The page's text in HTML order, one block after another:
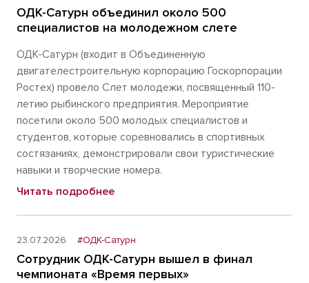
ОДК-Сатурн объединил около 500
специалистов на молодежном слете
ОДК-Сатурн (входит в Объединенную
двигателестроительную корпорацию Госкорпорации
Ростех) провело Слет молодежи, посвященный 110-
летию рыбинского предприятия. Мероприятие
посетили около 500 молодых специалистов и
студентов, которые соревновались в спортивных
состязаниях, демонстрировали свои туристические
навыки и творческие номера.
Читать подробнее
23.07.2026 #ОДК-Сатурн
Сотрудник ОДК-Сатурн вышел в финал
чемпионата «Время первых»